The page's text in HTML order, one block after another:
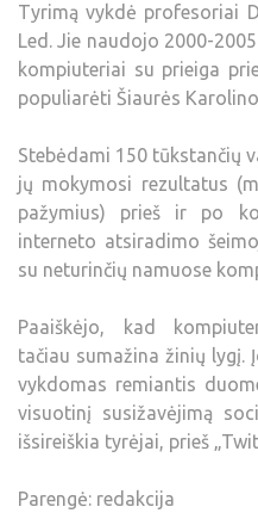
Tyrimą vykdė profesoriai
Led. Jie naudojo 2000-
kompiuteriai su prieiga
populiarėti Šiaurės
Stebėdami 150 tūkstančių
jų mokymosi rezultatus
pažymius) prieš ir po
interneto atsiradimo
su neturinčių namuose
Paaiškėjo, kad
tačiau sumažina žinių lygį.
vykdomas remiantis
visuotinį susižavėjimą
išsireiškia tyrėjai, prieš
Parengė: redakcija